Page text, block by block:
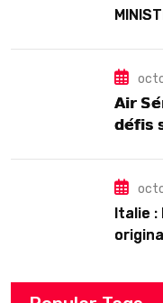
𝗔𝗶𝗿
𝗱𝗲́𝗳𝗶𝘀
Italie :